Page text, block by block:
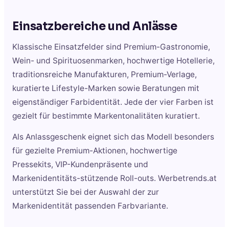
Einsatzbereiche und Anlässe
Klassische Einsatzfelder sind Premium-Gastronomie,
Wein- und Spirituosenmarken, hochwertige Hotellerie,
traditionsreiche Manufakturen, Premium-Verlage,
kuratierte Lifestyle-Marken sowie Beratungen mit
eigenständiger Farbidentität. Jede der vier Farben ist
gezielt für bestimmte Markentonalitäten kuratiert.
Als Anlassgeschenk eignet sich das Modell besonders
für gezielte Premium-Aktionen, hochwertige
Pressekits, VIP-Kundenpräsente und
Markenidentitäts-stützende Roll-outs. Werbetrends.at
unterstützt Sie bei der Auswahl der zur
Markenidentität passenden Farbvariante.